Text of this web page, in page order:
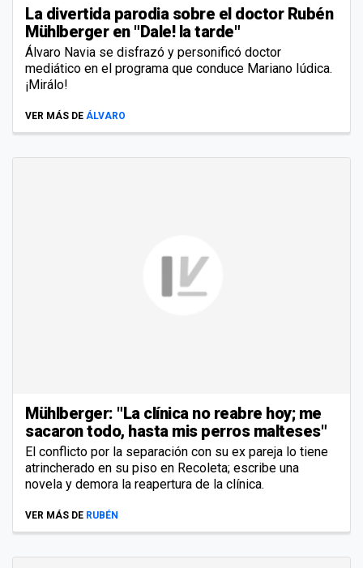
La divertida parodia sobre el doctor Rubén
Mühlberger en "Dale! la tarde"
Álvaro Navia se disfrazó y personificó doctor
mediático en el programa que conduce Mariano Iúdica.
¡Mirálo!
VER MÁS DE ÁLVARO
Mühlberger: "La clínica no reabre hoy; me
sacaron todo, hasta mis perros malteses"
El conflicto por la separación con su ex pareja lo tiene
atrincherado en su piso en Recoleta; escribe una
novela y demora la reapertura de la clínica.
VER MÁS DE RUBÉN